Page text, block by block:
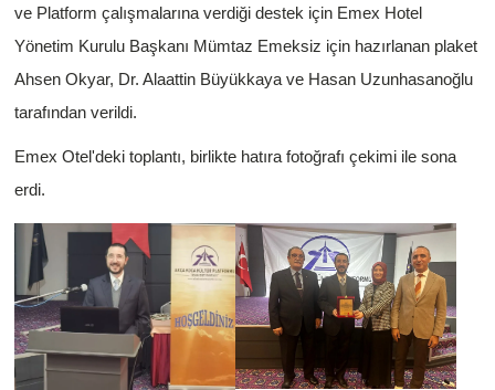
ve Platform çalışmalarına verdiği destek için Emex Hotel
Yönetim Kurulu Başkanı Mümtaz Emeksiz için hazırlanan plaket
Ahsen Okyar, Dr. Alaattin Büyükkaya ve Hasan Uzunhasanoğlu
tarafından verildi.
Emex Otel'deki toplantı, birlikte hatıra fotoğrafı çekimi ile sona
erdi.